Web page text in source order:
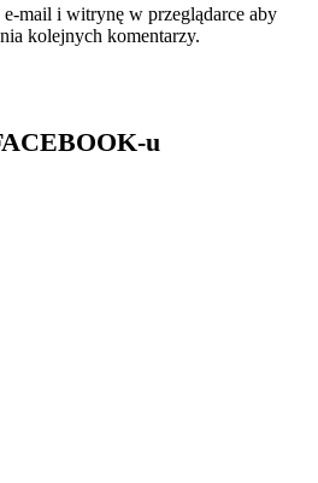
e-mail i witrynę w przeglądarce aby
kolejnych komentarzy.
u